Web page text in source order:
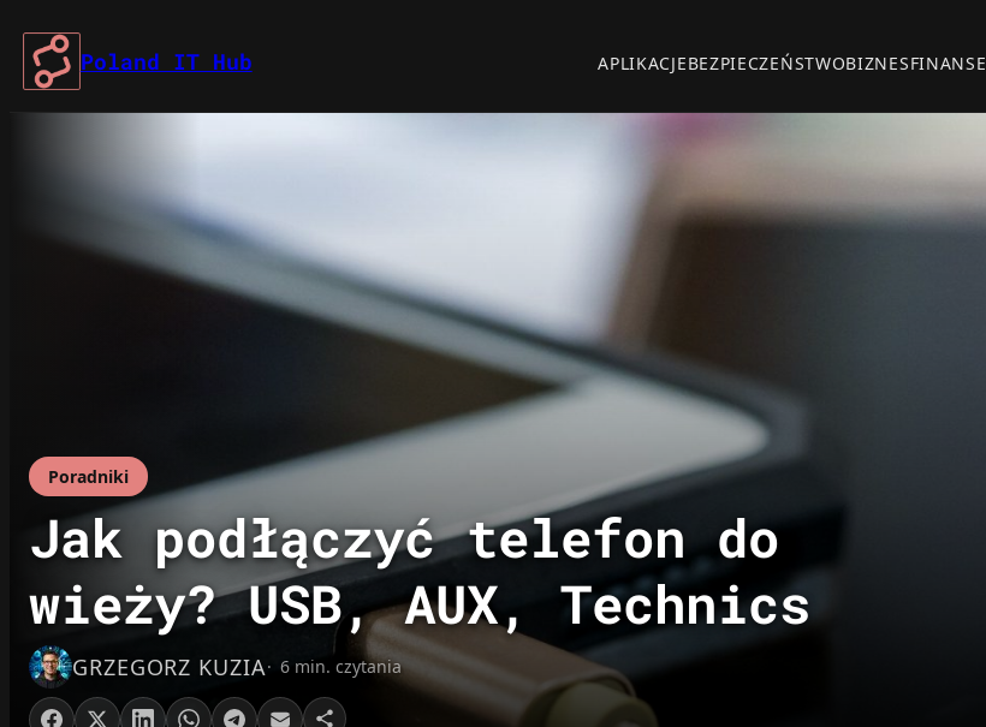
Przejdź
do
treści
Poland IT Hub APLIKACJEBEZPIECZEŃSTWOBIZNESFINANSE
Poradniki
Jak podłączyć telefon do
wieży? USB, AUX, Technics
GRZEGORZ KUZIA 6 min. czytania